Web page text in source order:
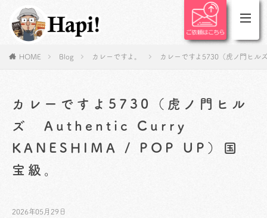
HOME Blog カレーですよ。 カレーですよ5730（虎ノ門ヒ
カレーですよ5730（虎ノ門ヒル
ズ Authentic Curry
KANESHIMA​ / POP UP）国
宝級。
2026年05月29日